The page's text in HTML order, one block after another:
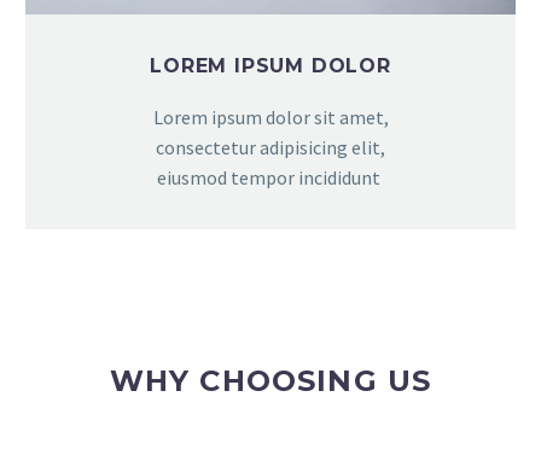
LOREM IPSUM DOLOR
Lorem ipsum dolor sit amet,
consectetur adipisicing elit,
eiusmod tempor incididunt
WHY CHOOSING US